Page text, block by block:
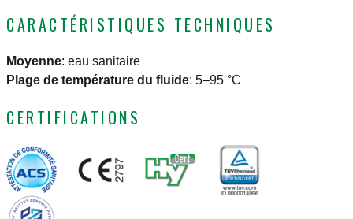
CARACTÉRISTIQUES TECHNIQUES
Moyenne: eau sanitaire
Plage de température du fluide: 5–95 °C
CERTIFICATIONS